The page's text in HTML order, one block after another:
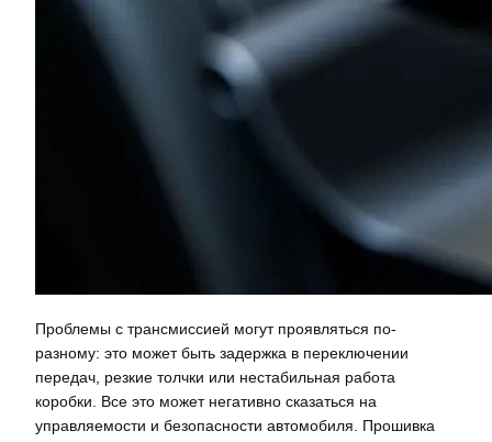
Проблемы с трансмиссией могут проявляться по-
разному: это может быть задержка в переключении
передач, резкие толчки или нестабильная работа
коробки. Все это может негативно сказаться на
управляемости и безопасности автомобиля. Прошивка